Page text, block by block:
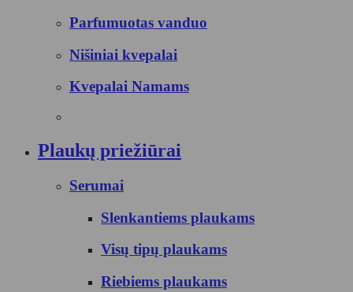
Parfumuotas vanduo
Nišiniai kvepalai
Kvepalai Namams
Plaukų priežiūrai
Serumai
Slenkantiems plaukams
Visų tipų plaukams
Riebiems plaukams